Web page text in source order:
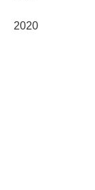
2020